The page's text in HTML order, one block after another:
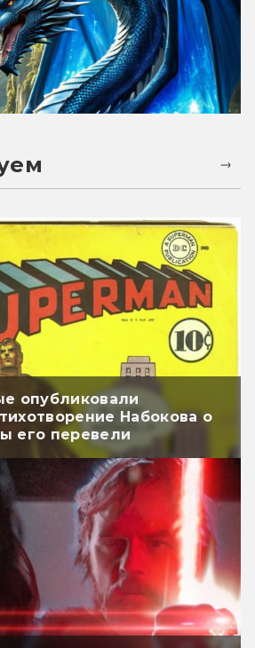
опубликовали
Набокова о
его перевели